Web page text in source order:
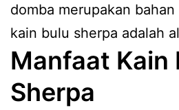
domba merupakan
kain bulu sherpa adalah
Manfaat Kain
Sherpa